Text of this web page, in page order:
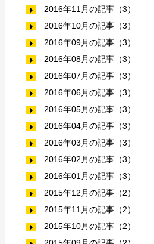
2016年11月の記事（3）
2016年10月の記事（3）
2016年09月の記事（3）
2016年08月の記事（3）
2016年07月の記事（3）
2016年06月の記事（3）
2016年05月の記事（3）
2016年04月の記事（3）
2016年03月の記事（3）
2016年02月の記事（3）
2016年01月の記事（3）
2015年12月の記事（2）
2015年11月の記事（2）
2015年10月の記事（2）